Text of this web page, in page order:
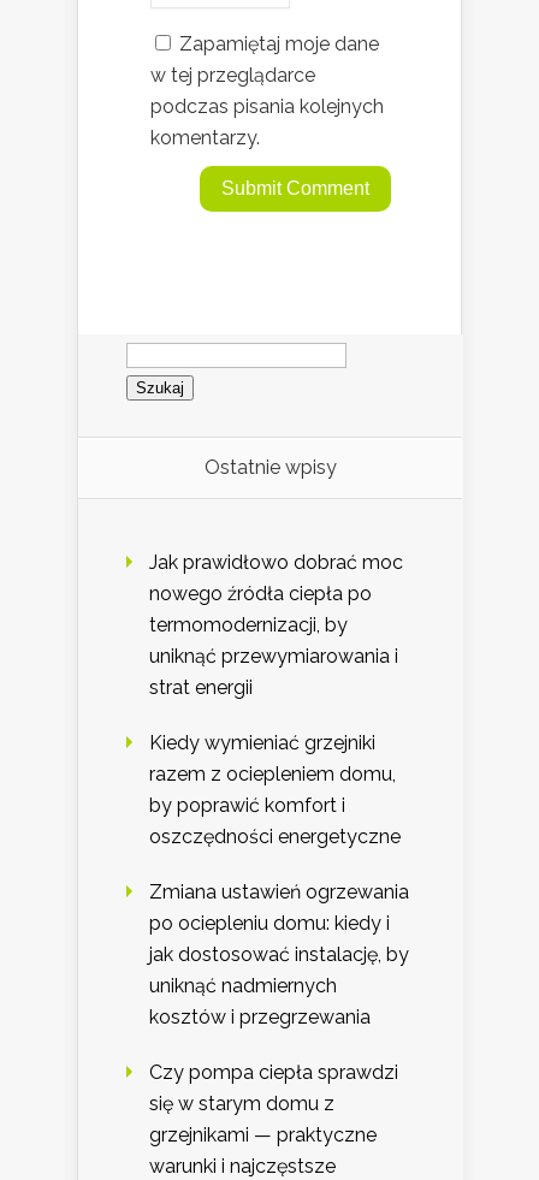
Zapamiętaj moje dane
w tej przeglądarce
podczas pisania kolejnych
komentarzy.
Szukaj:
Ostatnie wpisy
Jak prawidłowo dobrać moc
nowego źródła ciepła po
termomodernizacji, by
uniknąć przewymiarowania i
strat energii
Kiedy wymieniać grzejniki
razem z ociepleniem domu,
by poprawić komfort i
oszczędności energetyczne
Zmiana ustawień ogrzewania
po ociepleniu domu: kiedy i
jak dostosować instalację, by
uniknąć nadmiernych
kosztów i przegrzewania
Czy pompa ciepła sprawdzi
się w starym domu z
grzejnikami — praktyczne
warunki i najczęstsze